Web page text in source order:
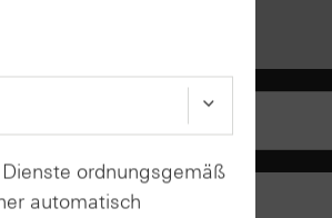
ordnungsgemäß
automatisch